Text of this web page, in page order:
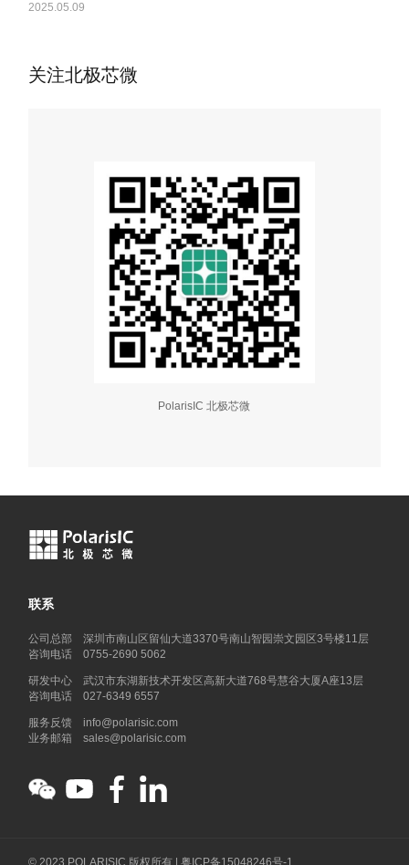
2025.05.09
关注北极芯微
PolarisIC 北极芯微
联系
公司总部 深圳市南山区留仙大道3370号南山智园崇文园区3号楼11层
咨询电话 0755-2690 5062
研发中心 武汉市东湖新技术开发区高新大道768号慧谷大厦A座13层
咨询电话 027-6349 6557
服务反馈 info@polarisic.com
业务邮箱 sales@polarisic.com
© 2023 POLARISIC 版权所有 |粤ICP备15048246号-1